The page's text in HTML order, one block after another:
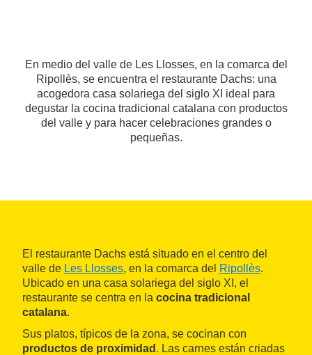
En medio del valle de Les Llosses, en la comarca del
Ripollès, se encuentra el restaurante Dachs: una
acogedora casa solariega del siglo XI ideal para
degustar la cocina tradicional catalana con productos
del valle y para hacer celebraciones grandes o
pequeñas.
El restaurante Dachs está situado en el centro del
valle de Les Llosses, en la comarca del Ripollès.
Ubicado en una casa solariega del siglo XI, el
restaurante se centra en la cocina tradicional
catalana.
Sus platos, típicos de la zona, se cocinan con
productos de proximidad . Las carnes están criadas